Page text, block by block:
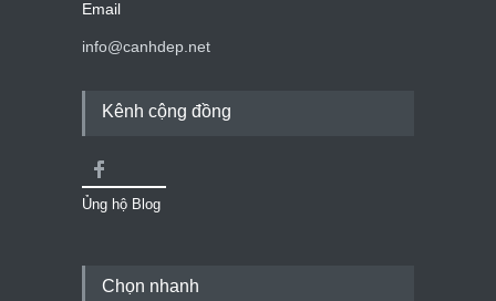
Email
info@canhdep.net
Kênh cộng đồng
Ủng hộ Blog
Chọn nhanh